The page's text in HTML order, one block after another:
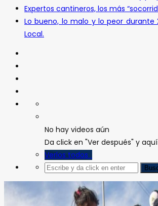
Expertos cantineros, los más
Lo bueno, lo malo y lo peor durante
Local.
No hay videos aún
Da click en "Ver después" y
Verlos todos